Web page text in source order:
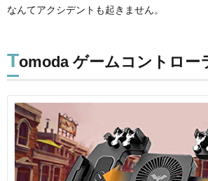
なんてアクシデントも起きません。
Tomoda ゲームコントロー